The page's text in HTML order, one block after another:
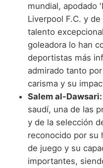
mundial, apodado
Liverpool F.C. y
talento
goleadora lo han
deportistas más
admirado tanto
carisma y su
Salem al-Dawsari:
saudí, una de las
y de la selección
reconocido por su
de juego y su
importantes,